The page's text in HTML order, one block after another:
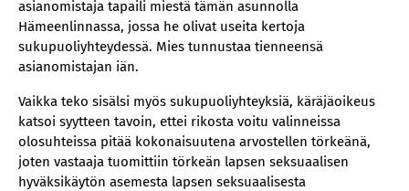
asianomistaja tapaili miestä tämän asunnolla
Hämeenlinnassa, jossa he olivat useita kertoja
sukupuoliyhteydessä. Mies tunnustaa tienneensä
asianomistajan iän.
Vaikka teko sisälsi myös sukupuoliyhteyksiä, käräjäoikeus
katsoi syytteen tavoin, ettei rikosta voitu valinneissa
olosuhteissa pitää kokonaisuutena arvostellen törkeänä,
joten vastaaja tuomittiin törkeän lapsen seksuaalisen
hyväksikäytön asemesta lapsen seksuaalisesta